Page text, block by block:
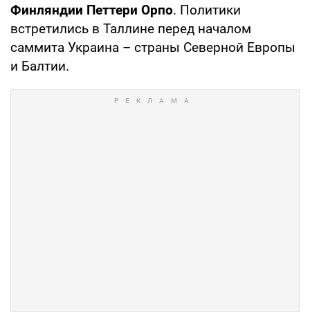
Финляндии Петтери Орпо. Политики
встретились в Таллине перед началом
саммита Украина – страны Северной Европы
и Балтии.